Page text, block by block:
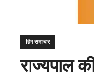
हिम समाचार
राज्यपाल